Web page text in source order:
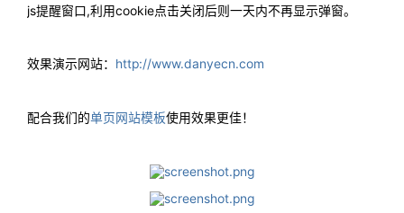
js提醒窗口,利用cookie点击关闭后则一天内不再显示弹窗。
效果演示网站： http://www.danyecn.com
配合我们的单页网站模板使用效果更佳！